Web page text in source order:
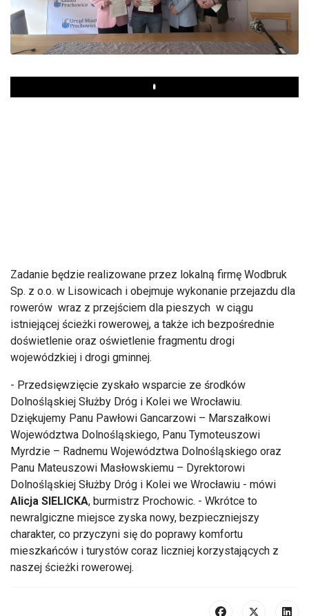
Play
Zadanie będzie realizowane przez lokalną firmę Wodbruk
Sp. z o.o. w Lisowicach i obejmuje wykonanie przejazdu dla
rowerów wraz z przejściem dla pieszych w ciągu
istniejącej ścieżki rowerowej, a także ich bezpośrednie
doświetlenie oraz oświetlenie fragmentu drogi
wojewódzkiej i drogi gminnej.
- Przedsięwzięcie zyskało wsparcie ze środków
Dolnośląskiej Służby Dróg i Kolei we Wrocławiu.
Dziękujemy Panu Pawłowi Gancarzowi – Marszałkowi
Województwa Dolnośląskiego, Panu Tymoteuszowi
Myrdzie – Radnemu Województwa Dolnośląskiego oraz
Panu Mateuszowi Masłowskiemu – Dyrektorowi
Dolnośląskiej Służby Dróg i Kolei we Wrocławiu - mówi
Alicja SIELICKA, burmistrz Prochowic. - Wkrótce to
newralgiczne miejsce zyska nowy, bezpieczniejszy
charakter, co przyczyni się do poprawy komfortu
mieszkańców i turystów coraz liczniej korzystających z
naszej ścieżki rowerowej.